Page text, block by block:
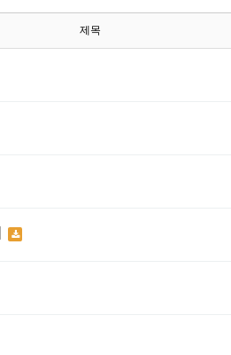
제목